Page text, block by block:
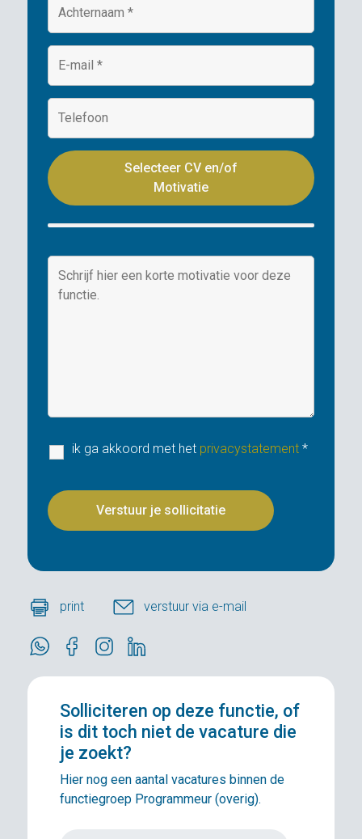
Selecteer CV en/of
Motivatie
ik ga akkoord met het privacystatement*
print verstuur via e-mail
Solliciteren op deze functie, of
is dit toch niet de vacature die
je zoekt?
Hier nog een aantal vacatures binnen de
functiegroep Programmeur (overig).